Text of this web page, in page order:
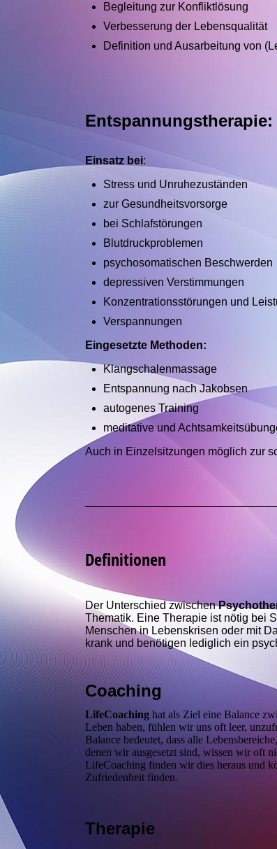
Begleitung zur Konfliktlösung
Verbesserung der Lebensqualität
Definition und Ausarbeitung von
Entspannungstherapie:
Einsatz bei:
Stress und Unruhezuständen
zur Gesundheitsvorsorge
bei Schlafstörungen
Blutdruckproblemen
psychosomatischen Beschwerden
depressiven Verstimmungen
Konzentrationsstörungen und
Verspannungen
Eingesetzte Methoden:
Klangschalenmassage
Entspannung nach Jakobsen
autogenes Training
meditative und
Auch in Einzelsitzungen möglich zur
Definitionen
Der Unterschied zwischen
Thematik. Eine Therapie ist nötig bei
Menschen in Lebenskrisen oder mit
krank und benötigen lediglich ein
Coaching
LifeCoaching hat als Ziel eine Balance
Leben haben, fühlen wir uns oft leer,
Balance bedeutet, dass alle
denen wir ausgesetzt sind, wissen wir oft
LifeCoaching finden wir dies heraus und
Zufriedenheit finden.
Therapie